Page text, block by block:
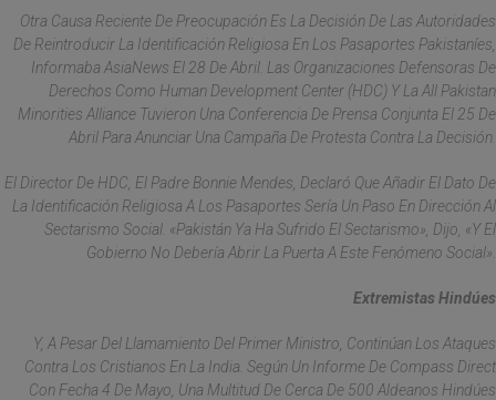
Otra Causa Reciente De Preocupación Es La Decisión De Las Autoridades
De Reintroducir La Identificación Religiosa En Los Pasaportes Pakistaníes,
Informaba AsiaNews El 28 De Abril. Las Organizaciones Defensoras De
Derechos Como Human Development Center (HDC) Y La All Pakistan
Minorities Alliance Tuvieron Una Conferencia De Prensa Conjunta El 25 De
Abril Para Anunciar Una Campaña De Protesta Contra La Decisión.
El Director De HDC, El Padre Bonnie Mendes, Declaró Que Añadir El Dato De
La Identificación Religiosa A Los Pasaportes Sería Un Paso En Dirección Al
Sectarismo Social. «Pakistán Ya Ha Sufrido El Sectarismo», Dijo, «y El
Gobierno No Debería Abrir La Puerta A Este Fenómeno Social».
Extremistas Hindúes
Y, A Pesar Del Llamamiento Del Primer Ministro, Continúan Los Ataques
Contra Los Cristianos En La India. Según Un Informe De Compass Direct
Con Fecha 4 De Mayo, Una Multitud De Cerca De 500 Aldeanos Hindúes